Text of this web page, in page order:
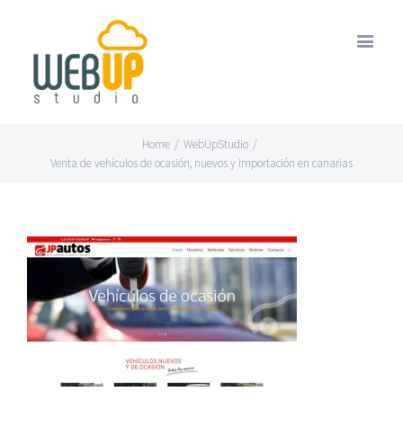
Home / WebUpStudio /
Venta de vehículos de ocasión, nuevos y importación en canarias